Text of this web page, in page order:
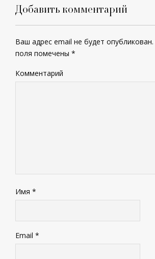
Добавить комментарий
Ваш адрес email не будет опубликован.
поля помечены *
Комментарий
Имя *
Email *